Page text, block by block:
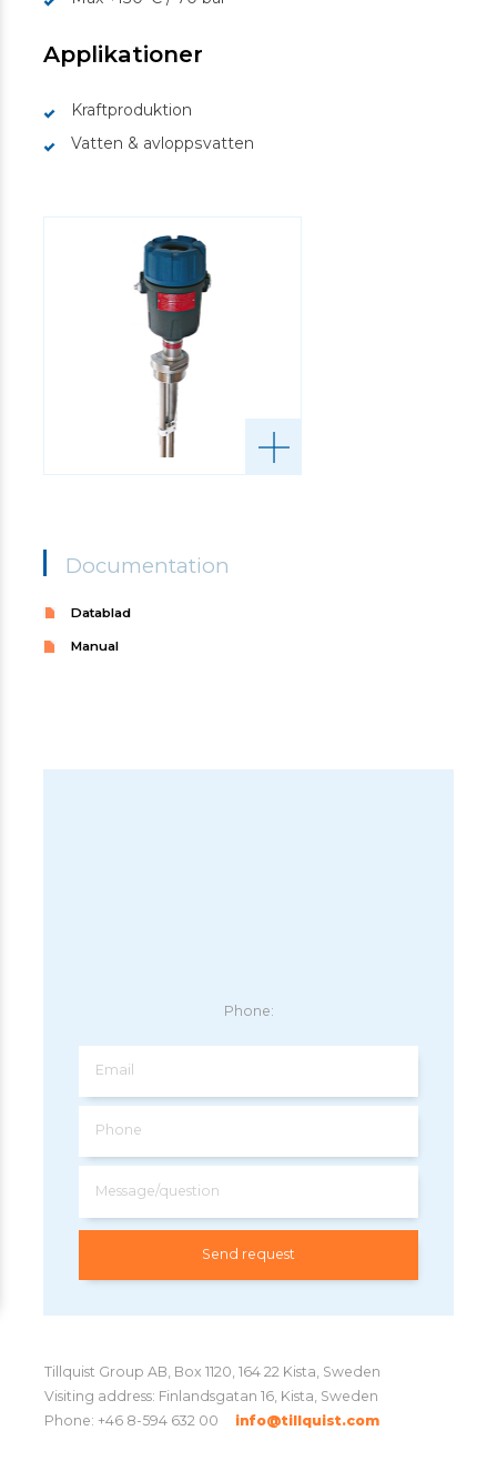
Applikationer
Kraftproduktion
Vatten & avloppsvatten
Documentation
Datablad
Manual
Phone:
Email
Phone
Message/question
Tillquist Group AB, Box 1120, 164 22 Kista, Sweden
Visiting address: Finlandsgatan 16, Kista, Sweden
Phone: +46 8-594 632 00
info@tillquist.com